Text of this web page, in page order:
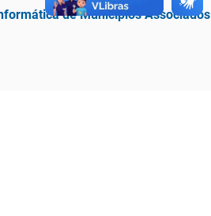
de Municípios Associados